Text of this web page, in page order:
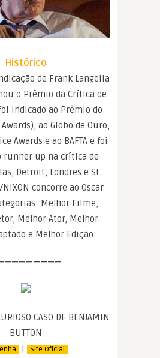
Histórico
de Frank Langella
o Prêmio da Crítica de
indicado ao Prêmio do
ao Globo de Ouro,
Awards e ao BAFTA e foi
runner up na crítica de
Detroit, Londres e St.
NIXON concorre ao Oscar
Melhor Filme,
Melhor Ator, Melhor
e Melhor Edição.
CASO DE BENJAMIN
BUTTON
Site Oficial